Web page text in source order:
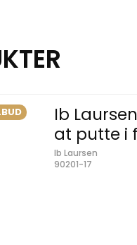
Ib
at putte i
Ib Laursen
90201-17